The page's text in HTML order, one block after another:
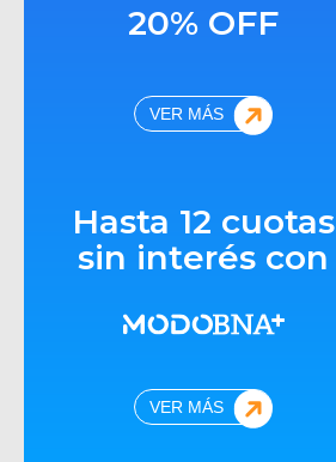
20% OFF
VER MÁS
Hasta 12 cuotas
sin interés con
VER MÁS